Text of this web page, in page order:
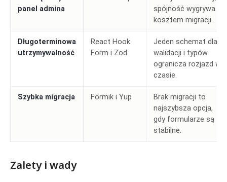
panel admina
spójność wygrywa z
kosztem migracji.
Długoterminowa
utrzymywalność
React Hook
Form i Zod
Jeden schemat dla
walidacji i typów
ogranicza rozjazd w
czasie.
Szybka migracja Formik i Yup
Brak migracji to
najszybsza opcja,
gdy formularze są
stabilne.
Zalety i wady